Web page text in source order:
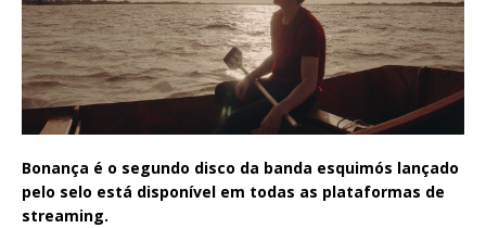
Bonança é o segundo disco da banda esquimós lançado
pelo selo está disponível em todas as plataformas de
streaming.